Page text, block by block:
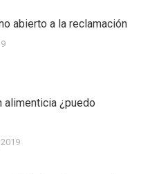
abierto a la reclamación
alimenticia ¿puedo